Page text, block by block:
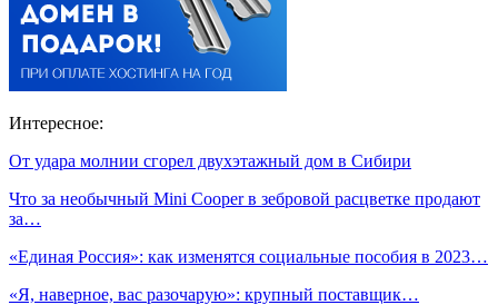
Интересное:
От удара молнии сгорел двухэтажный дом в Сибири
Что за необычный Mini Cooper в зебровой расцветке продают
за…
«Единая Россия»: как изменятся социальные пособия в 2023…
«Я, наверное, вас разочарую»: крупный поставщик…